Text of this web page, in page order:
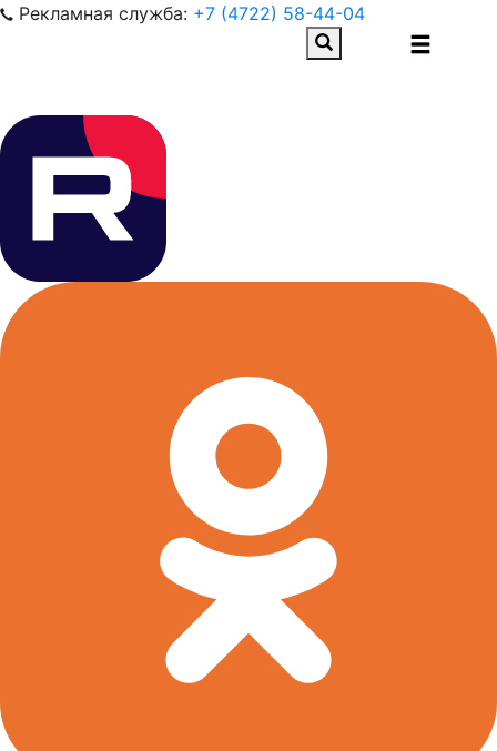
Рекламная служба: +7 (4722) 58-44-04